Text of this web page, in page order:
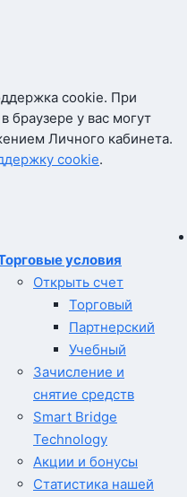
cookie. При
браузере у вас могут
Личного кабинета.
cookie.
условия
Открыть счет
Торговый
Партнерский
Учебный
Зачисление и
снятие средств
Smart Bridge
Technology
Акции и бонусы
Статистика нашей